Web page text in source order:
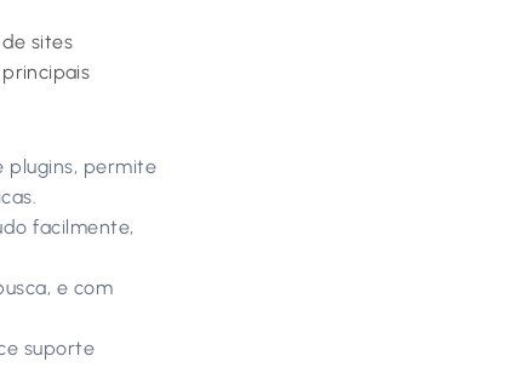
sites
principais
plugins, permite
facilmente,
e com
suporte